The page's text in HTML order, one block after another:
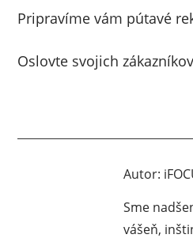
Pripravíme vám pútavé
Oslovte svojich
Autor:
Sme
vášeň,